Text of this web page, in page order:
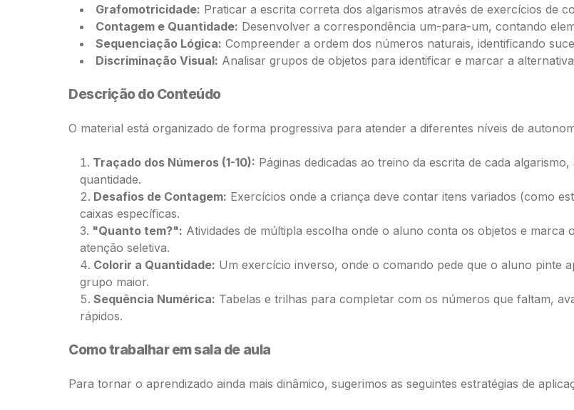
Grafomotricidade: Praticar a escrita correta dos algarismos através de exercícios de
Contagem e Quantidade: Desenvolver a correspondência um-para-um, contando
Sequenciação Lógica: Compreender a ordem dos números naturais, identificando
Discriminação Visual: Analisar grupos de objetos para identificar e marcar a
Descrição do Conteúdo
O material está organizado de forma progressiva para atender a diferentes níveis de
Traçado dos Números (1-10): Páginas dedicadas ao treino da escrita de cada
quantidade.
Desafios de Contagem: Exercícios onde a criança deve contar itens variados (como
caixas específicas.
"Quanto tem?": Atividades de múltipla escolha onde o aluno conta os objetos e
atenção seletiva.
Colorir a Quantidade: Um exercício inverso, onde o comando pede que o aluno pinte
grupo maior.
Sequência Numérica: Tabelas e trilhas para completar com os números que faltam,
rápidos.
Como trabalhar em sala de aula
Para tornar o aprendizado ainda mais dinâmico, sugerimos as seguintes estratégias de